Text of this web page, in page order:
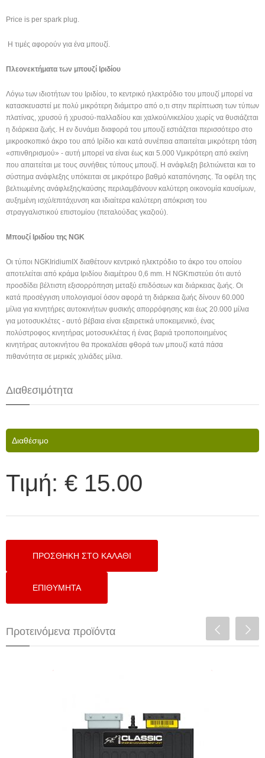
Price is per spark plug.
Η τιμές αφορούν για ένα μπουζί.
Πλεονεκτήματα των μπουζί Ιριδίου
Λόγω των ιδιοτήτων του Ιριδίου, το κεντρικό ηλεκτρόδιο του μπουζί μπορεί να
κατασκευαστεί με πολύ μικρότερη διάμετρο από ο,τι στην περίπτωση των τύπων
πλατίνας, χρυσού ή χρυσού-παλλαδίου και χαλκού/νικελίου χωρίς να θυσιάζεται
η διάρκεια ζωής. Η εν δυνάμει διαφορά του μπουζί εστιάζεται περισσότερο στο
μικροσκοπικό άκρο του από Ιρίδιο και κατά συνέπεια απαιτείται μικρότερη τάση
«σπινθηρισμού» - αυτή μπορεί να είναι έως και 5.000 Vμικρότερη από εκείνη
που απαιτείται με τους συνήθεις τύπους μπουζί. Η ανάφλεξη βελτιώνεται και το
σύστημα ανάφλεξης υπόκειται σε μικρότερο βαθμό καταπόνησης. Τα οφέλη της
βελτιωμένης ανάφλεξης/καύσης περιλαμβάνουν καλύτερη οικονομία καυσίμων,
αυξημένη ισχύ/επιτάχυνση και ιδιαίτερα καλύτερη απόκριση του
στραγγαλιστικού επιστομίου (πεταλούδας γκαζιού).
Μπουζί Ιριδίου της NGK
Οι τύποι NGKIridiumIX διαθέτουν κεντρικό ηλεκτρόδιο το άκρο του οποίου
αποτελείται από κράμα Ιριδίου διαμέτρου 0,6 mm. Η NGKπιστεύει ότι αυτό
προσδίδει βέλτιστη εξισορρόπηση μεταξύ επιδόσεων και διάρκειας ζωής. Οι
κατά προσέγγιση υπολογισμοί όσον αφορά τη διάρκεια ζωής δίνουν 60.000
μίλια για κινητήρες αυτοκινήτων φυσικής απορρόφησης και έως 20.000 μίλια
για μοτοσυκλέτες - αυτό βέβαια είναι εξαιρετικά υποκειμενικό, ένας
πολύστροφος κινητήρας μοτοσυκλέτας ή ένας βαριά τροποποιημένος
κινητήρας αυτοκινήτου θα προκαλέσει φθορά των μπουζί κατά πάσα
πιθανότητα σε μερικές χιλιάδες μίλια.
Διαθεσιμότητα
Διαθέσιμο
Τιμή: € 15.00
Προτεινόμενα προϊόντα